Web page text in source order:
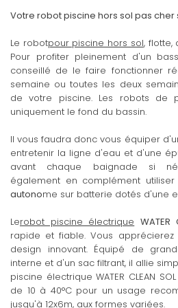
Votre robot piscine hors sol pas cher
Le robotpour piscine hors sol, flotte,
Pour profiter pleinement d'un
conseillé de le faire fonctionner
semaine ou toutes les deux
de votre piscine. Les robots de
uniquement le fond du bassin.
Il vous faudra donc vous équiper
entretenir la ligne d'eau et d'une
avant chaque baignade si
également en complément utiliser
autonome sur batterie dotés d'une
Lerobot piscine électrique WATER
rapide et fiable. Vous
design innovant. Équipé de
interne et d'un sac filtrant, il allie
piscine électrique WATER CLEAN
de 10 à 40°C pour un usage
jusqu'à 12x6m, aux formes variées.